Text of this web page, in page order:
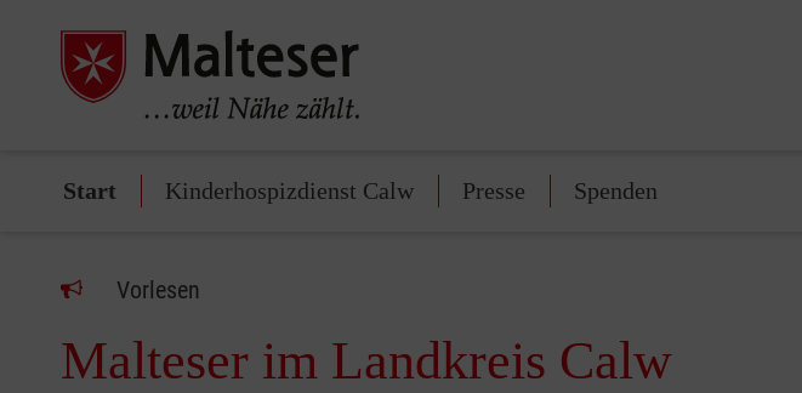
Start Kinderhospizdienst Calw Presse Spenden
Vorlesen
Malteser im Landkreis Calw